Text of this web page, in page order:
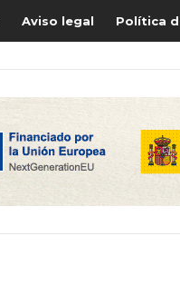
Aviso legal Política